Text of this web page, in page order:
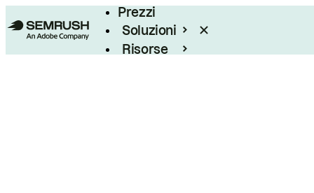
Prezzi
Soluzioni
Risorse